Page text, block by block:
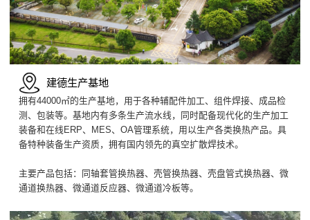
建德生产基地
拥有44000㎡的生产基地，用于各种辅配件加工、组件焊接、成品检
测、包装等。基地内有多条生产流水线，同时配备现代化的生产加工
装备和在线ERP、MES、OA管理系统，用以生产各类换热产品。具
备特种装备生产资质，拥有国内领先的真空扩散焊技术。
主要产品包括：同轴套管换热器、壳管换热器、壳盘管式换热器、微
通道换热器、微通道反应器、微通道冷板等。